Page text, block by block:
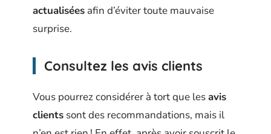
actualisées afin d’éviter toute mauvaise
surprise.
Consultez les avis clients
Vous pourrez considérer à tort que lesavis
clients sont des recommandations, mais il